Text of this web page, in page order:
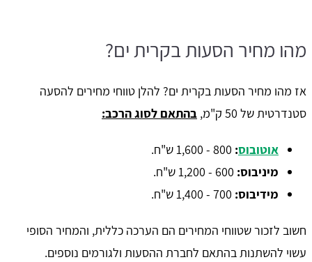
מהו מחיר הסעות בקרית ים?
אז מהו מחיר הסעות בקרית ים? להלן טווחי מחירים להסעה
סטנדרטית של 50 ק"מ,
בהתאם לסוג הרכב:
אוטובוס: 800 - 1,600 ש"ח.
מיניבוס: 600 - 1,200 ש"ח.
מידיבוס: 700 - 1,400 ש"ח.
חשוב לזכור שטווחי המחירים הם הערכה כללית, והמחיר הסופי
עשוי להשתנות בהתאם לחברת ההסעות ולגורמים נוספים.